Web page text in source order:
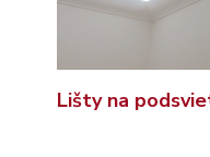
Lišty na